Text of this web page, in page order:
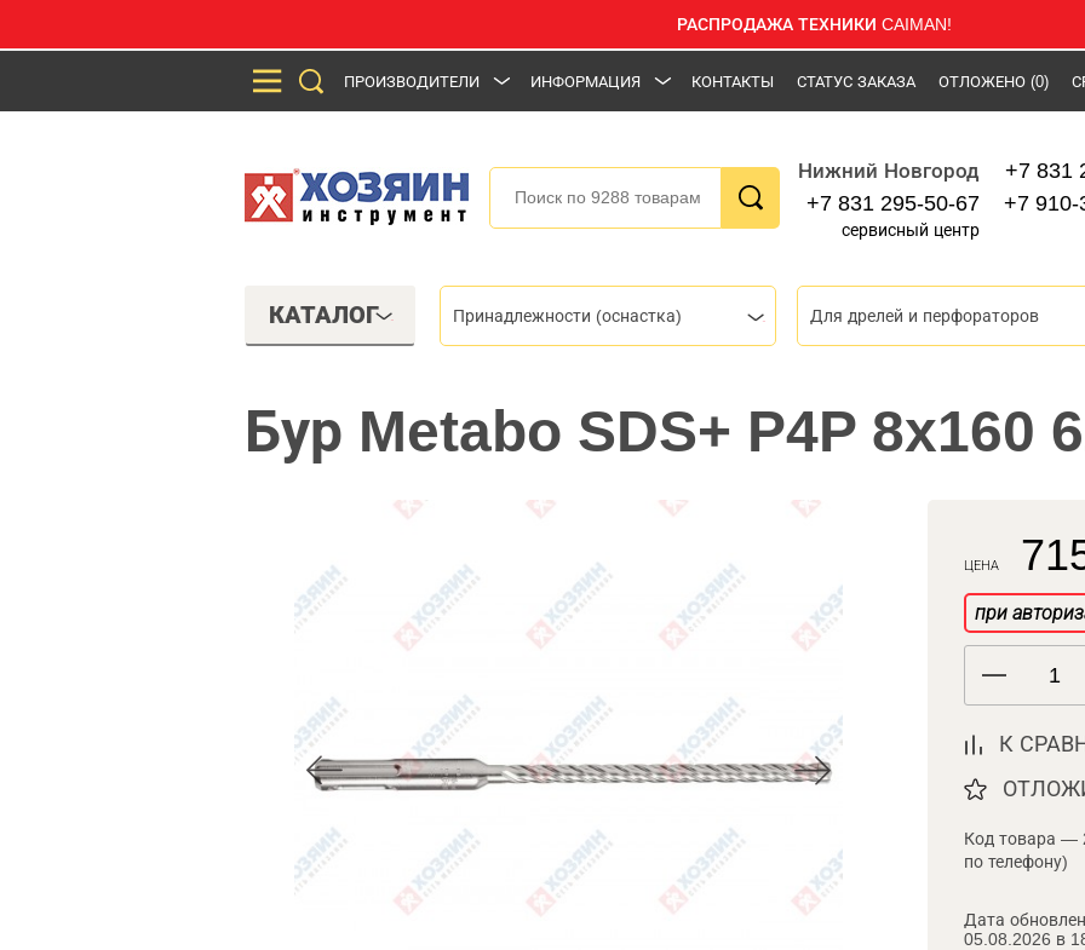
РАСПРОДАЖА ТЕХНИКИ CAIMAN!
ПРОИЗВОДИТЕЛИ ИНФОРМАЦИЯ КОНТАКТЫ СТАТУС ЗАКАЗА ОТЛОЖЕНО (0)
Нижний Новгород
+7 831 295-50-67
сервисный центр
+7 831
+7 910-
КАТАЛОГ Принадлежности (оснастка) Для дрелей и перфораторов
Бур Metabo SDS+ P4P 8x160
ЦЕНА
при
К
Код товара —
по телефону)
Дата
05.08.2026 в